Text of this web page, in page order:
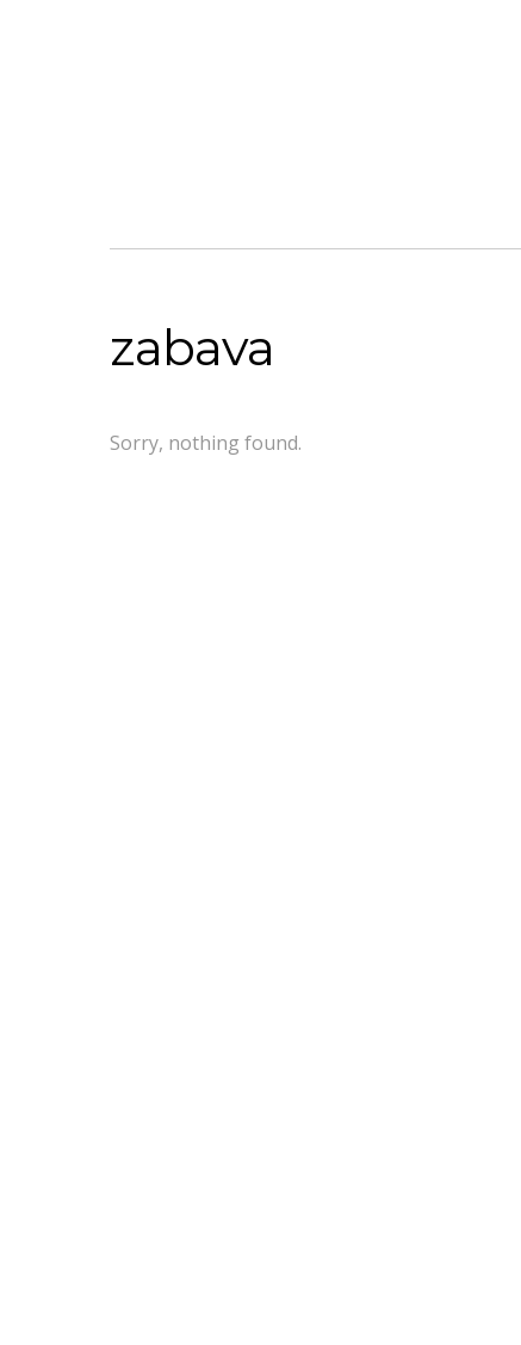
zabava
Sorry, nothing found.